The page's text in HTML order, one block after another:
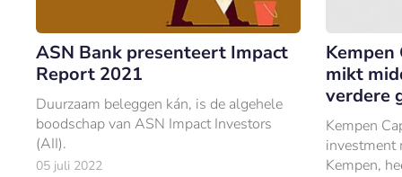
ASN Bank presenteert Impact
Report 2021
Duurzaam beleggen kán, is de algehele
boodschap van ASN Impact Investors
(AII).
05 juli 2022
mikt
verdere
Kempen
investment
Kempen,